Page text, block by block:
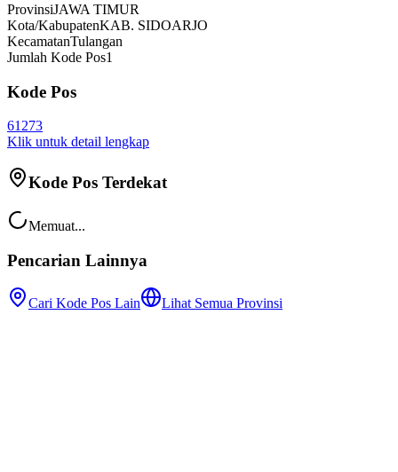
ProvinsiJAWA TIMUR
Kota/KabupatenKAB. SIDOARJO
KecamatanTulangan
Jumlah Kode Pos1
Kode Pos
61273
Klik untuk detail lengkap
Kode Pos Terdekat
Memuat...
Pencarian Lainnya
Cari Kode Pos Lain Lihat Semua Provinsi